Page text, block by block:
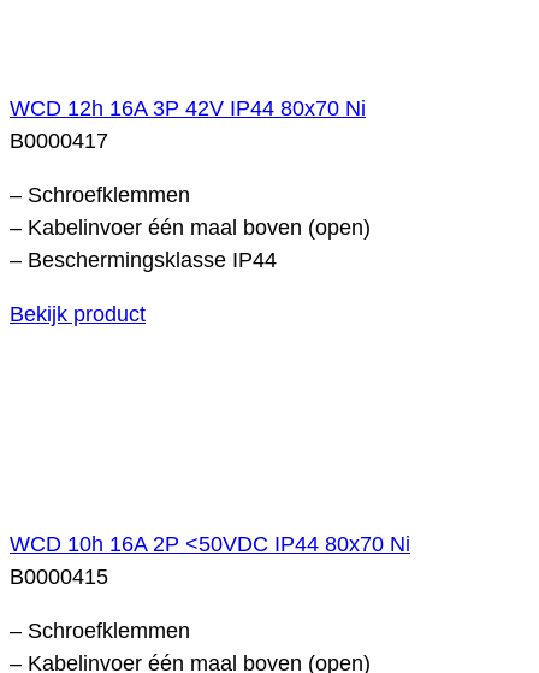
WCD 12h 16A 3P 42V IP44 80x70 Ni
B0000417
– Schroefklemmen
– Kabelinvoer één maal boven (open)
– Beschermingsklasse IP44
Bekijk product
WCD 10h 16A 2P <50VDC IP44 80x70 Ni
B0000415
– Schroefklemmen
– Kabelinvoer één maal boven (open)